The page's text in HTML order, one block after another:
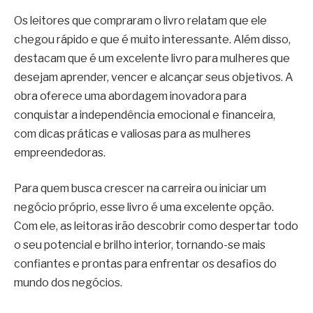
Os leitores que compraram o livro relatam que ele
chegou rápido e que é muito interessante. Além disso,
destacam que é um excelente livro para mulheres que
desejam aprender, vencer e alcançar seus objetivos. A
obra oferece uma abordagem inovadora para
conquistar a independência emocional e financeira,
com dicas práticas e valiosas para as mulheres
empreendedoras.
Para quem busca crescer na carreira ou iniciar um
negócio próprio, esse livro é uma excelente opção.
Com ele, as leitoras irão descobrir como despertar todo
o seu potencial e brilho interior, tornando-se mais
confiantes e prontas para enfrentar os desafios do
mundo dos negócios.